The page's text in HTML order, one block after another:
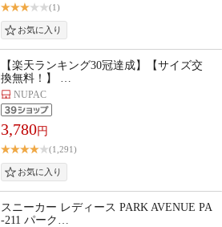
(1)
【楽天ランキング30冠達成】【サイズ交
換無料！】 …
NUPAC
3,780円
(1,291)
スニーカー レディース PARK AVENUE PA
-211 パーク…